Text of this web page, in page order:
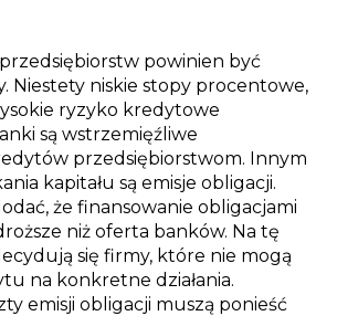
powinien być
Niestety niskie stopy procentowe,
ryzyko kredytowe
są wstrzemięźliwe
przedsiębiorstwom. Innym
kapitału są emisje obligacji.
że finansowanie obligacjami
niż oferta banków. Na tę
się firmy, które nie mogą
na konkretne działania.
emisji obligacji muszą ponieść